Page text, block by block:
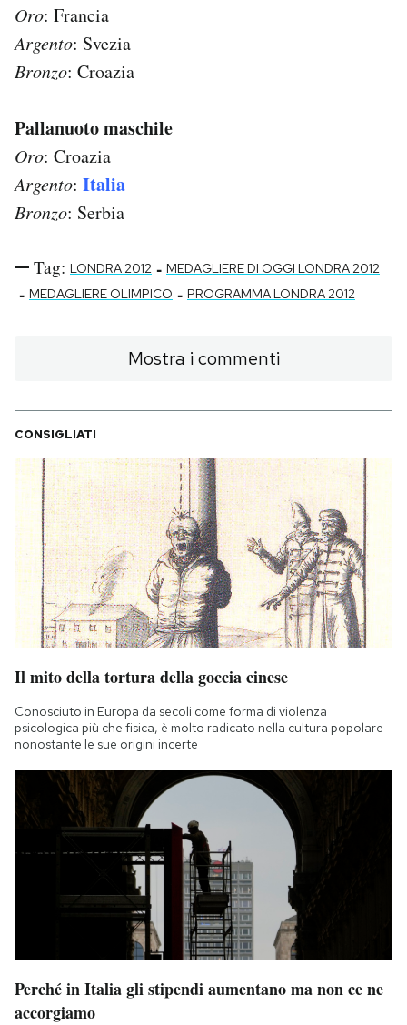
Oro: Francia
Argento: Svezia
Bronzo: Croazia
Pallanuoto maschile
Oro: Croazia
Argento: Italia
Bronzo: Serbia
Tag: LONDRA 2012 - MEDAGLIERE DI OGGI LONDRA 2012
- MEDAGLIERE OLIMPICO - PROGRAMMA LONDRA 2012
Mostra i commenti
CONSIGLIATI
Il mito della tortura della goccia cinese
Conosciuto in Europa da secoli come forma di violenza
psicologica più che fisica, è molto radicato nella cultura popolare
nonostante le sue origini incerte
Perché in Italia gli stipendi aumentano ma non ce ne
accorgiamo